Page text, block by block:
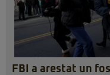
FBI a arestat un